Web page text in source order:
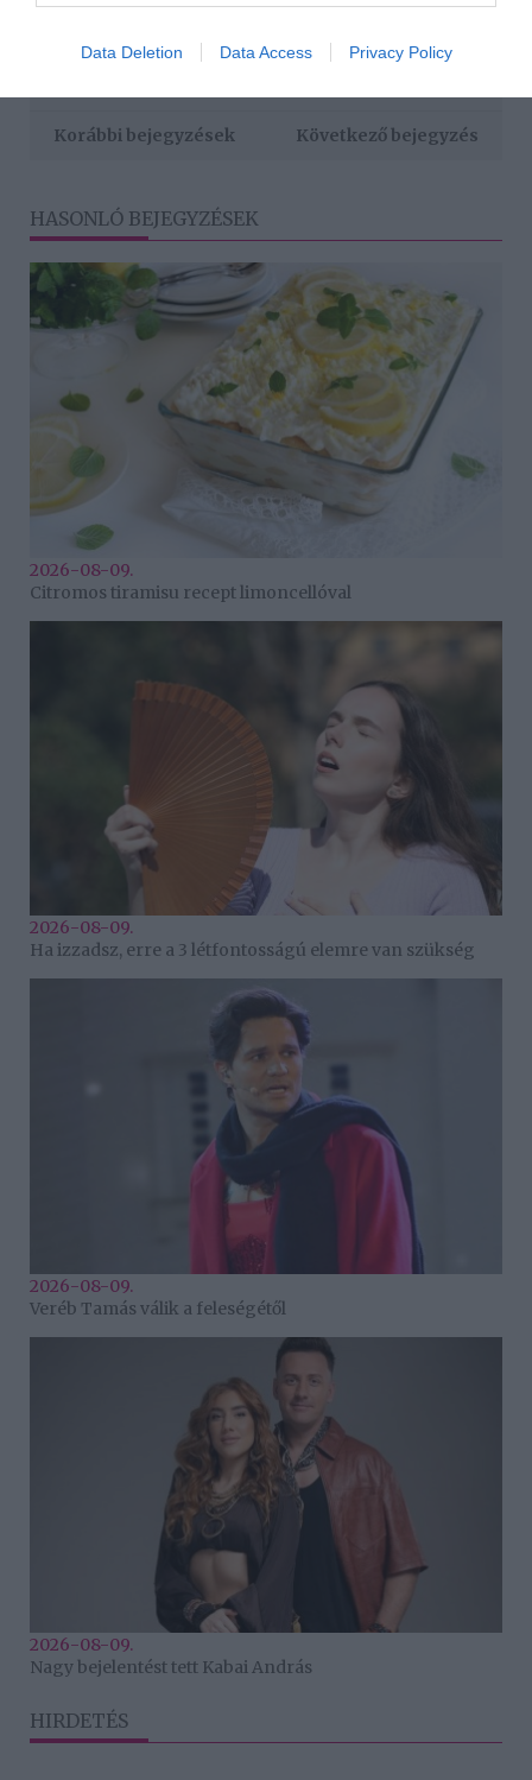
Data Deletion Data Access Privacy Policy
Címkék: szerelem párkapcsolat , vonzódás,női
Korábbi bejegyzések Következő bejegyzés
HASONLÓ BEJEGYZÉSEK
2026-08-09.
Citromos tiramisu recept limoncellóval
2026-08-09.
Ha izzadsz, erre a 3 létfontosságú elemre van szükség
2026-08-09.
Veréb Tamás válik a feleségétől
2026-08-09.
Nagy bejelentést tett Kabai András
HIRDETÉS